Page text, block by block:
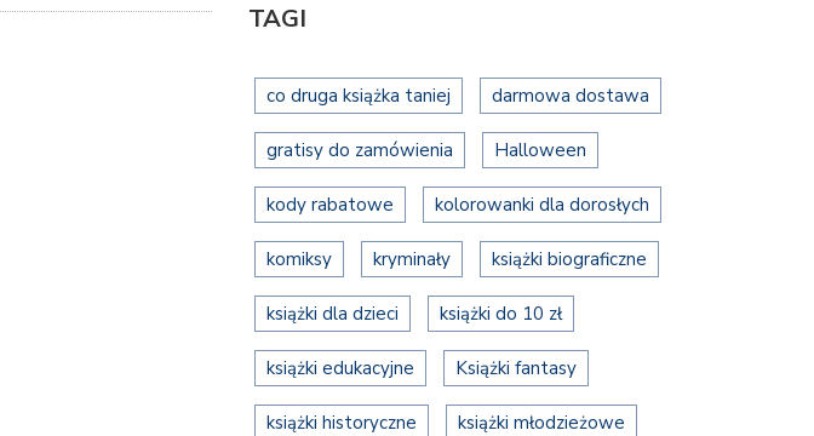
TAGI
co druga książka taniej darmowa dostawa
gratisy do zamówienia Halloween
kody rabatowe kolorowanki dla dorosłych
komiksy kryminały książki biograficzne
książki dla dzieci książki do 10 zł
książki edukacyjne Książki fantasy
książki historyczne książki młodzieżowe